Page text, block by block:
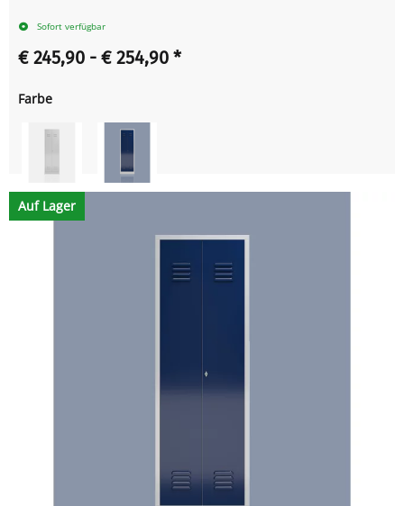
Sofort verfügbar
€ 245,90 - € 254,90 *
Farbe
Auf Lager